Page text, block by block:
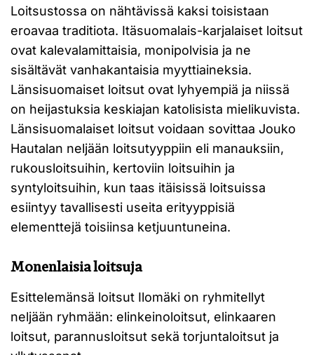
Loitsustossa on nähtävissä kaksi toisistaan
eroavaa traditiota. Itäsuomalais-karjalaiset loitsut
ovat kalevalamittaisia, monipolvisia ja ne
sisältävät vanhakantaisia myyttiaineksia.
Länsisuomaiset loitsut ovat lyhyempiä ja niissä
on heijastuksia keskiajan katolisista mielikuvista.
Länsisuomalaiset loitsut voidaan sovittaa Jouko
Hautalan neljään loitsutyyppiin eli manauksiin,
rukousloitsuihin, kertoviin loitsuihin ja
syntyloitsuihin, kun taas itäisissä loitsuissa
esiintyy tavallisesti useita erityyppisiä
elementtejä toisiinsa ketjuuntuneina.
Monenlaisia loitsuja
Esittelemänsä loitsut Ilomäki on ryhmitellyt
neljään ryhmään: elinkeinoloitsut, elinkaaren
loitsut, parannusloitsut sekä torjuntaloitsut ja